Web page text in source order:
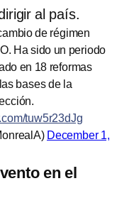
al país.
de régimen
Ha sido un periodo
en 18 reformas
bases de la
tuw5r23dJg
December 1,
en el